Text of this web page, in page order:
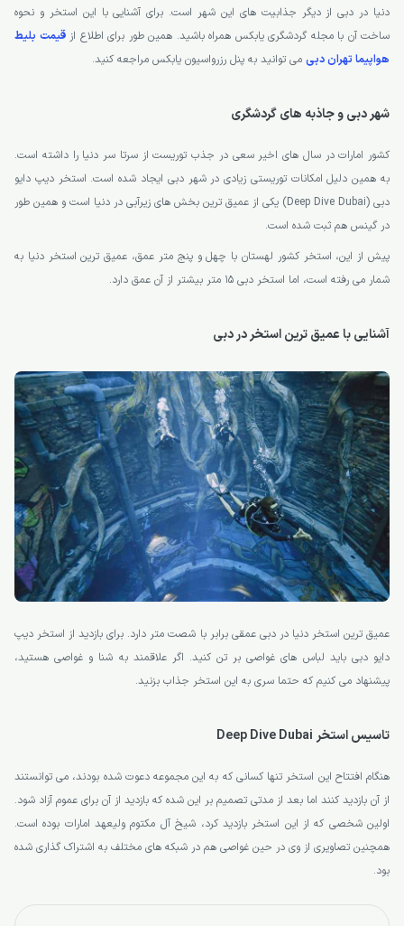
دنیا در دبی از دیگر جذابیت های این شهر است. برای آشنایی با این استخر و نحوه
ساخت آن با مجله گردشگری یابکس همراه باشید. همین طور برای اطلاع ازقیمت بلیط
هواپیما تهران دبی می توانید به پنل رزرواسیون یابکس مراجعه کنید.
شهر دبی و جاذبه های گردشگری
کشور امارات در سال های اخیر سعی در جذب توریست از سرتا سر دنیا را داشته است.
به همین دلیل امکانات توریستی زیادی در شهر دبی ایجاد شده است. استخر دیپ دایو
دبی (Deep Dive Dubai) یکی از عمیق ترین بخش های زیرآبی در دنیا است و همین طور
در گینس هم ثبت شده است.
پیش از این، استخر کشور لهستان با چهل و پنج متر عمق، عمیق ترین استخر دنیا به
شمار می رفته است، اما استخر دبی 15 متر بیشتر از آن عمق دارد.
آشنایی با عمیق ترین استخر در دبی
عمیق ترین استخر دنیا در دبی عمقی برابر با شصت متر دارد. برای بازدید از استخر دیپ
دایو دبی باید لباس های غواصی بر تن کنید. اگر علاقمند به شنا و غواصی هستید،
پیشنهاد می کنیم که حتما سری به این استخر جذاب بزنید.
تاسیس استخر Deep Dive Dubai
هنگام افتتاح این استخر تنها کسانی که به این مجموعه دعوت شده بودند، می توانستند
از آن بازدید کنند اما بعد از مدتی تصمیم بر این شده که بازدید از آن برای عموم آزاد شود.
اولین شخصی که از این استخر بازدید کرد، شیخ آل مکتوم ولیعهد امارات بوده است.
همچنین تصاویری از وی در حین غواصی هم در شبکه های مختلف به اشتراک گذاری شده
بود.